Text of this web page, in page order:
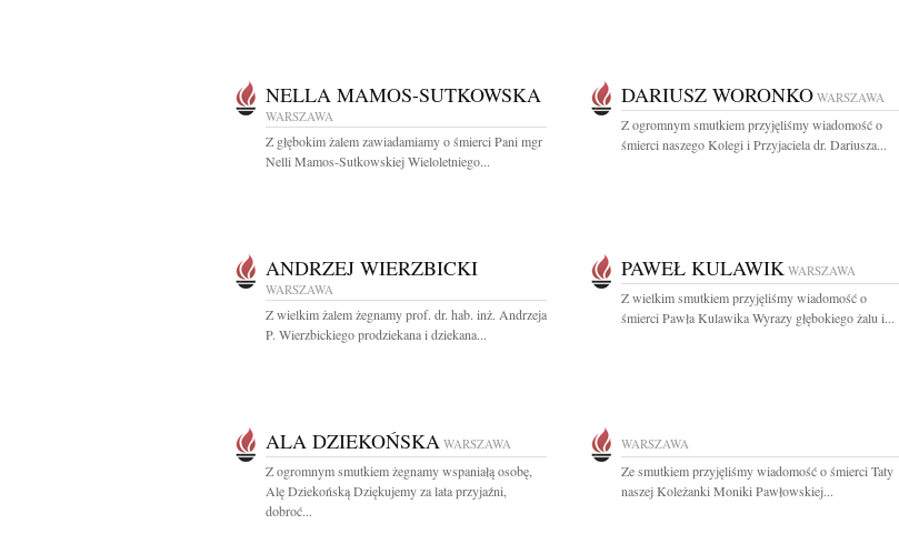
NELLA MAMOS-SUTKOWSKA
WARSZAWA
Z głębokim żalem zawiadamiamy o śmierci Pani mgr
Nelli Mamos-Sutkowskiej Wieloletniego...
DARIUSZ WORONKO WARSZAWA
Z ogromnym smutkiem przyjęliśmy wiadomość o
śmierci naszego Kolegi i Przyjaciela dr. Dariusza...
ANDRZEJ WIERZBICKI
WARSZAWA
Z wielkim żalem żegnamy prof. dr. hab. inż. Andrzeja
P. Wierzbickiego prodziekana i dziekana...
PAWEŁ KULAWIK WARSZAWA
Z wielkim smutkiem przyjęliśmy wiadomość o
śmierci Pawła Kulawika Wyrazy głębokiego żalu i...
ALA DZIEKOŃSKA WARSZAWA
Z ogromnym smutkiem żegnamy wspaniałą osobę,
Alę Dziekońską Dziękujemy za lata przyjaźni,
dobroć...
WARSZAWA
Ze smutkiem przyjęliśmy wiadomość o śmierci Taty
naszej Koleżanki Moniki Pawłowskiej...